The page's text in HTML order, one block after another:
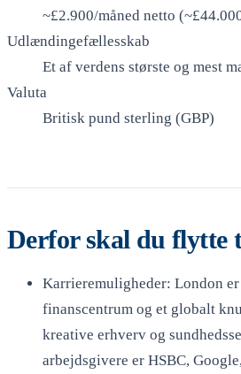
~£2.900/måned netto
Udlændingefællesskab
Et af verdens største og mest
Valuta
Britisk pund sterling (GBP)
Derfor skal du flytte
Karrieremuligheder: London
finanscentrum og et globalt
kreative erhverv og
arbejdsgivere er HSBC,